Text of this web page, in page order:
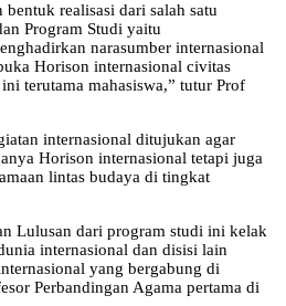
realisasi dari salah satu
Program Studi yaitu
narasumber internasional
Horison internasional civitas
terutama mahasiswa,” tutur Prof
internasional ditujukan agar
Horison internasional tetapi juga
lintas budaya di tingkat
Lulusan dari program studi ini kelak
internasional dan disisi lain
yang bergabung di
Perbandingan Agama pertama di